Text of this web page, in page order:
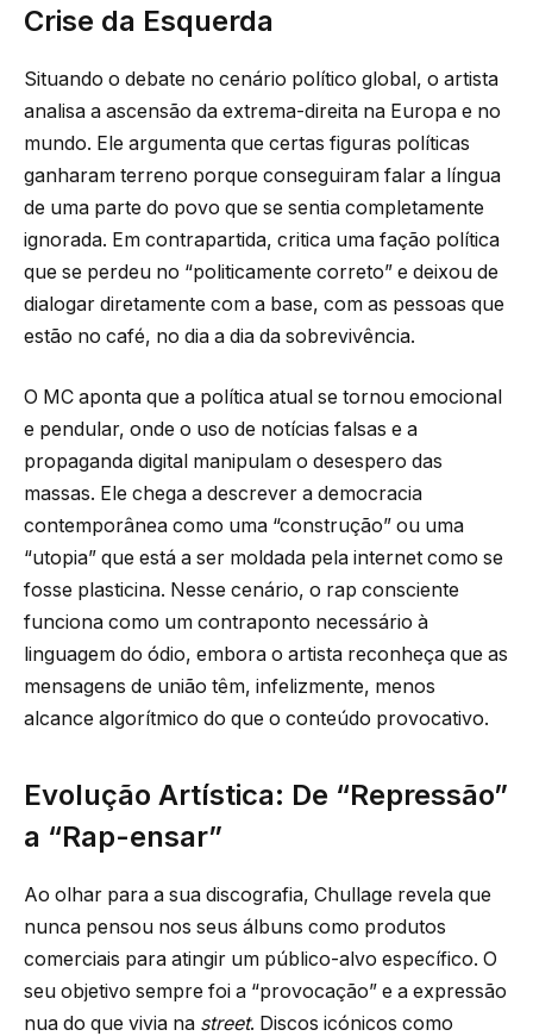
Crise da Esquerda
Situando o debate no cenário político global, o artista
analisa a ascensão da extrema-direita na Europa e no
mundo. Ele argumenta que certas figuras políticas
ganharam terreno porque conseguiram falar a língua
de uma parte do povo que se sentia completamente
ignorada. Em contrapartida, critica uma fação política
que se perdeu no “politicamente correto” e deixou de
dialogar diretamente com a base, com as pessoas que
estão no café, no dia a dia da sobrevivência.
O MC aponta que a política atual se tornou emocional
e pendular, onde o uso de notícias falsas e a
propaganda digital manipulam o desespero das
massas. Ele chega a descrever a democracia
contemporânea como uma “construção” ou uma
“utopia” que está a ser moldada pela internet como se
fosse plasticina. Nesse cenário, o rap consciente
funciona como um contraponto necessário à
linguagem do ódio, embora o artista reconheça que as
mensagens de união têm, infelizmente, menos
alcance algorítmico do que o conteúdo provocativo.
Evolução Artística: De “Repressão”
a “Rap-ensar”
Ao olhar para a sua discografia, Chullage revela que
nunca pensou nos seus álbuns como produtos
comerciais para atingir um público-alvo específico. O
seu objetivo sempre foi a “provocação” e a expressão
nua do que vivia na street. Discos icónicos como